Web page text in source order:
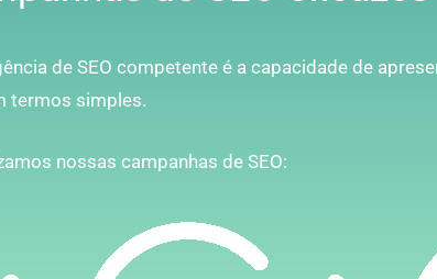
de SEO competente é a capacidade de
termos simples.
nossas campanhas de SEO: